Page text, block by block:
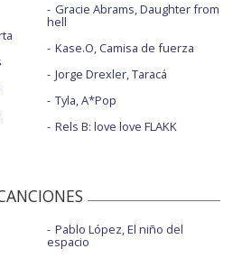
Gracie Abrams, Daughter from
hell
Kase.O, Camisa de fuerza
Jorge Drexler, Taracá
Tyla, A*Pop
Rels B: love love FLAKK
Pablo López, El niño del
espacio